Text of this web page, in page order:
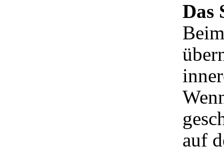
Das
auf